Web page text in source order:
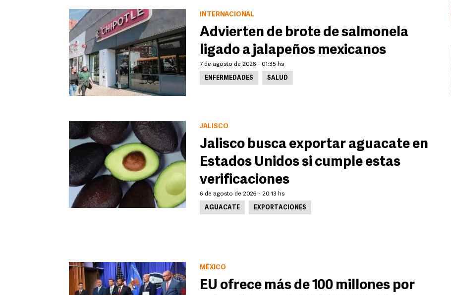
INTERNACIONAL
Advierten de brote de salmonela
ligado a jalapeños mexicanos
7 de agosto de 2026 - 01:35 hs
ENFERMEDADES SALUD
JALISCO
Jalisco busca exportar aguacate en
Estados Unidos si cumple estas
verificaciones
6 de agosto de 2026 - 20:13 hs
AGUACATE EXPORTACIONES
MÉXICO
EU ofrece más de 100 millones por